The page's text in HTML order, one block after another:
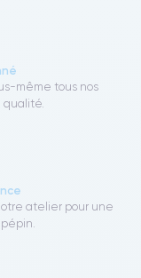
même tous nos
qualité.
atelier pour une